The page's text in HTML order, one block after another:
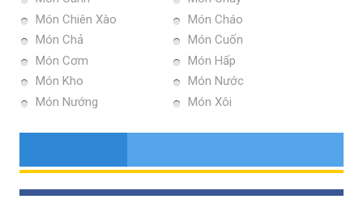
Món Chiên Xào
Món Cháo
Món Chả
Món Cuốn
Món Cơm
Món Hấp
Món Kho
Món Nước
Món Nướng
Món Xôi